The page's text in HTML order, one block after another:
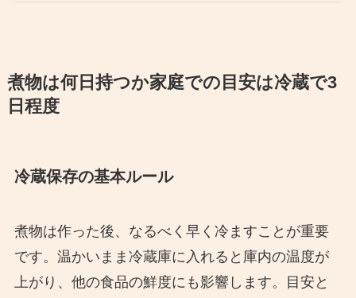
煮物は何日持つか家庭での目安は冷蔵で3
日程度
冷蔵保存の基本ルール
煮物は作った後、なるべく早く冷ますことが重要
です。温かいまま冷蔵庫に入れると庫内の温度が
上がり、他の食品の鮮度にも影響します。目安と